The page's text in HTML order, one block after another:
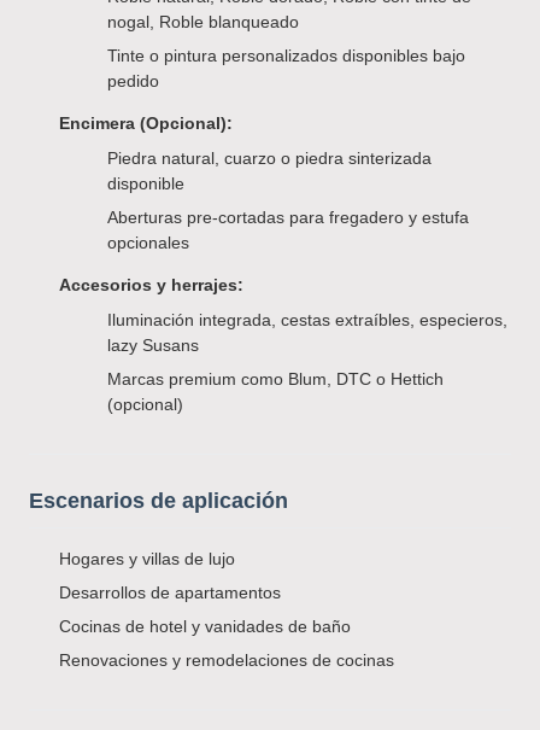
nogal, Roble blanqueado
Tinte o pintura personalizados disponibles bajo
pedido
Encimera (Opcional):
Piedra natural, cuarzo o piedra sinterizada
disponible
Aberturas pre-cortadas para fregadero y estufa
opcionales
Accesorios y herrajes:
Iluminación integrada, cestas extraíbles, especieros,
lazy Susans
Marcas premium como Blum, DTC o Hettich
(opcional)
Escenarios de aplicación
Hogares y villas de lujo
Desarrollos de apartamentos
Cocinas de hotel y vanidades de baño
Renovaciones y remodelaciones de cocinas